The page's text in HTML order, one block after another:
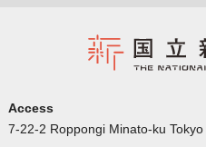
Access
7-22-2 Roppongi Minato-ku